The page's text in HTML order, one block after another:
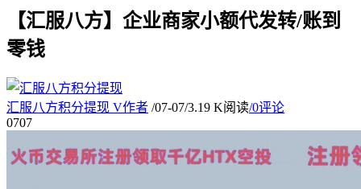
【汇服八方】企业商家小额代发转/账到
零钱
汇服八方积分提现 V作者 /07-07/3.19 K阅读/0评论
0707